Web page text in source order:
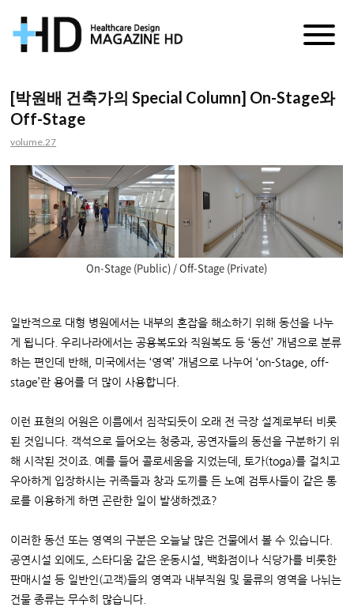
거
진
[박원배 건축가의 Special Column] On-Stage와
Off-Stage
volume.27
On-Stage (Public) / Off-Stage (Private)
일반적으로 대형 병원에서는 내부의 혼잡을 해소하기 위해 동선을 나누
게 됩니다. 우리나라에서는 공용복도와 직원복도 등 ‘동선’ 개념으로 분류
하는 편인데 반해, 미국에서는 ‘영역’ 개념으로 나누어 ‘on-Stage, off-
stage’란 용어를 더 많이 사용합니다.
이런 표현의 어원은 이름에서 짐작되듯이 오래 전 극장 설계로부터 비롯
된 것입니다. 객석으로 들어오는 청중과, 공연자들의 동선을 구분하기 위
해 시작된 것이죠. 예를 들어 콜로세움을 지었는데, 토가(toga)를 걸치고
우아하게 입장하시는 귀족들과 창과 도끼를 든 노예 검투사들이 같은 통
로를 이용하게 하면 곤란한 일이 발생하겠죠?
이러한 동선 또는 영역의 구분은 오늘날 많은 건물에서 볼 수 있습니다.
공연시설 외에도, 스타디움 같은 운동시설, 백화점이나 식당가를 비롯한
판매시설 등 일반인(고객)들의 영역과 내부직원 및 물류의 영역을 나뉘는
건물 종류는 무수히 많습니다.